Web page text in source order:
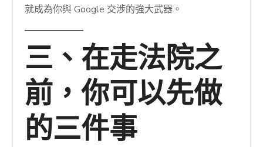
就成為你與 Google 交涉的強大武器。
三、在走法院之
前，你可以先做
的三件事